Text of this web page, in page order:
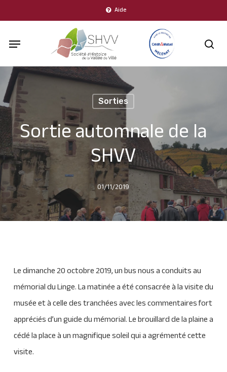
to
main
Aide
Menu
Sorties
Sortie automnale de la
SHVV
01/11/2019
Le dimanche 20 octobre 2019, un bus nous a conduits au
mémorial du Linge. La matinée a été consacrée à la visite du
musée et à celle des tranchées avec les commentaires fort
appréciés d’un guide du mémorial. Le brouillard de la plaine a
cédé la place à un magnifique soleil qui a agrémenté cette
visite.